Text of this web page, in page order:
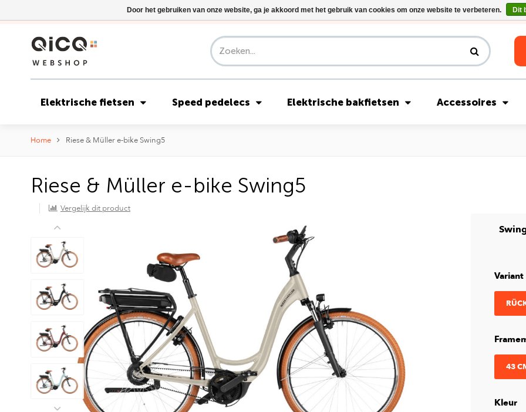
Riese & Müller Nevo5 Silent Core nu direct uit voorraad leverbaar!
Elektrische fietsen Speed pedelecs Elektrische bakfietsen Accessoires
Home Riese & Müller e-bike Swing5
Riese & Müller e-bike Swing5
Vergelijk dit product
Variant
43
Kleur
Door het gebruiken van onze website, ga je akkoord met het gebruik van cookies om onze website te verbeteren. Dit